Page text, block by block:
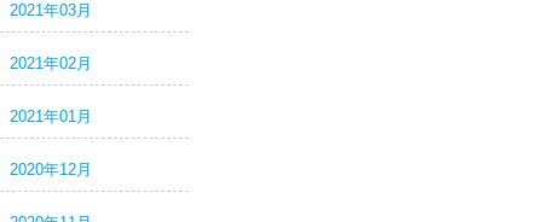
2021年03月
2021年02月
2021年01月
2020年12月